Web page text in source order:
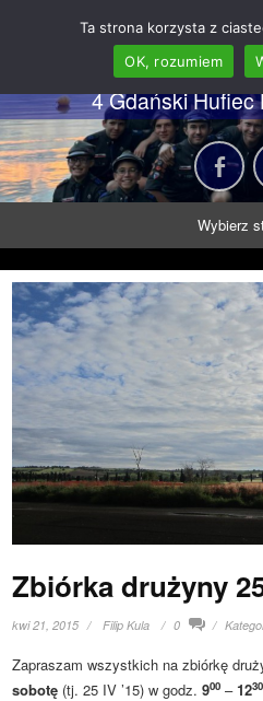
62 GDH
Stanisława
4 Gdański
Wybierz
Zbiórka drużyny
kwi 21, 2015 Filip Kula 0
Zapraszam wszystkich na zbiórkę
sobotę (tj. 25 IV ’15) w godz.900 –1230
Ta strona korzysta z
OK, rozumiem